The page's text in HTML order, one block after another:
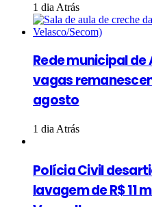
1 dia Atrás
Rede municipal de
vagas
agosto
1 dia Atrás
Polícia Civil
lavagem de R$ 11